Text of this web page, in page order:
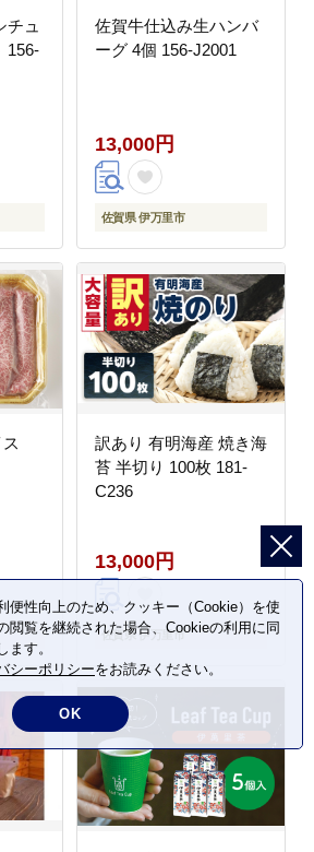
チュ
156-
佐賀牛仕込み生ハンバ
ーグ 4個 156-J2001
13,000円
佐賀県 伊万里市
訳あり 有明海産 焼き海
苔 半切り 100枚 181-
C236
13,000円
佐賀県 伊万里市
便性向上のため、クッキー（Cookie）を使
閲覧を継続された場合、Cookieの利用に同
ます。
シーポリシーをお読みください。
OK